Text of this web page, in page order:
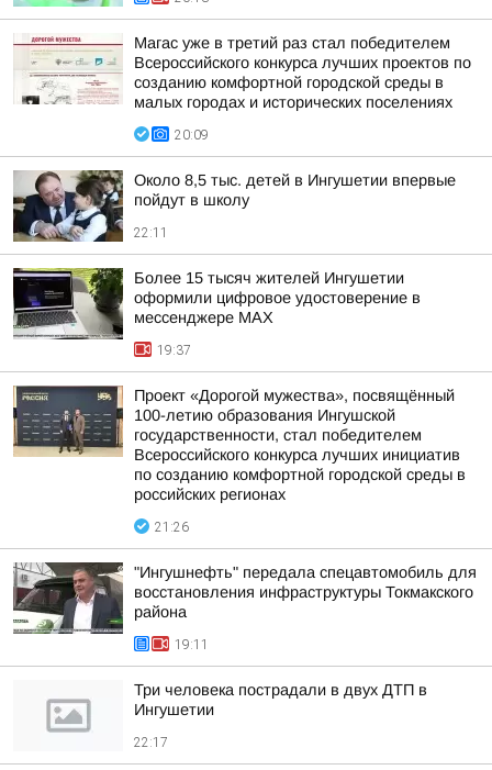
Магас уже в третий раз стал победителем
Всероссийского конкурса лучших проектов по
созданию комфортной городской среды в
малых городах и исторических поселениях
20:09
Около 8,5 тыс. детей в Ингушетии впервые
пойдут в школу
22:11
Более 15 тысяч жителей Ингушетии
оформили цифровое удостоверение в
мессенджере MAX
19:37
Проект «Дорогой мужества», посвящённый
100-летию образования Ингушской
государственности, стал победителем
Всероссийского конкурса лучших инициатив
по созданию комфортной городской среды в
российских регионах
21:26
"Ингушнефть" передала спецавтомобиль для
восстановления инфраструктуры Токмакского
района
19:11
Три человека пострадали в двух ДТП в
Ингушетии
22:17